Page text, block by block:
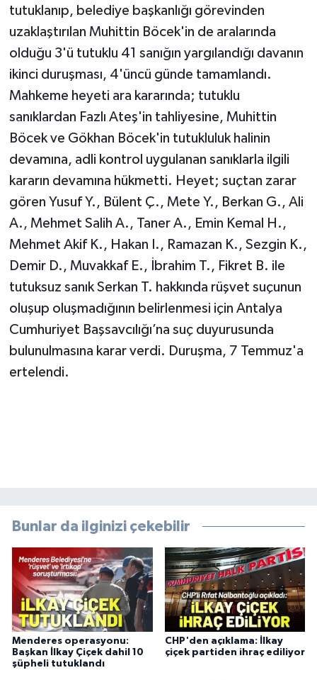
tutuklanıp, belediye başkanlığı görevinden
uzaklaştırılan Muhittin Böcek'in de aralarında
olduğu 3'ü tutuklu 41 sanığın yargılandığı davanın
ikinci duruşması, 4'üncü günde tamamlandı.
Mahkeme heyeti ara kararında; tutuklu
sanıklardan Fazlı Ateş'in tahliyesine, Muhittin
Böcek ve Gökhan Böcek'in tutukluluk halinin
devamına, adli kontrol uygulanan sanıklarla ilgili
kararın devamına hükmetti. Heyet; suçtan zarar
gören Yusuf Y., Bülent Ç., Mete Y., Berkan G., Ali
A., Mehmet Salih A., Taner A., Emin Kemal H.,
Mehmet Akif K., Hakan I., Ramazan K., Sezgin K.,
Demir D., Muvakkaf E., İbrahim T., Fikret B. ile
tutuksuz sanık Serkan T. hakkında rüşvet suçunun
oluşup oluşmadığının belirlenmesi için Antalya
Cumhuriyet Başsavcılığı’na suç duyurusunda
bulunulmasına karar verdi. Duruşma, 7 Temmuz'a
ertelendi.
Bunlar da ilginizi çekebilir
Menderes operasyonu:
Başkan İlkay Çiçek dahil 10
şüpheli tutuklandı
CHP'den açıklama: İlkay
çiçek partiden ihraç ediliyor